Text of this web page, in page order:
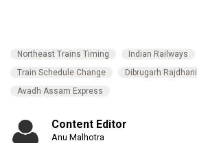
Northeast Trains Timing
Indian Railways
Train Schedule Change
Dibrugarh Rajdhani
Avadh Assam Express
Content Editor
Anu Malhotra